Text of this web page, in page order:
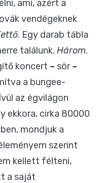
ami, azért a
vendégeknek
. Egy darab tábla
találunk. Három.
koncert – sör–
a bungee-
az égvilágon
ekkora, cirka 80000
mondjuk a
szerint
kellett félteni,
a saját